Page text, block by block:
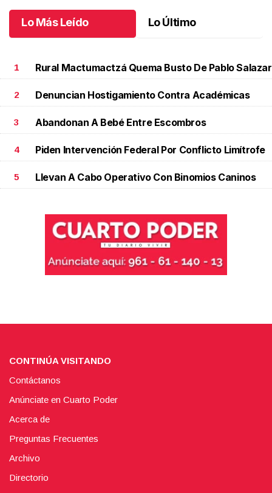
Lo Más Leído Lo Último
1 Rural Mactumactzá Quema Busto De Pablo Salazar
2 Denuncian Hostigamiento Contra Académicas
3 Abandonan A Bebé Entre Escombros
4 Piden Intervención Federal Por Conflicto Limítrofe
5 Llevan A Cabo Operativo Con Binomios Caninos
CONTINÚA VISITANDO
Contáctanos
Anúnciate en Cuarto Poder
Acerca de
Preguntas Frecuentes
Archivo
Directorio